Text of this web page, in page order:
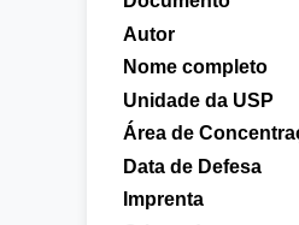
Autor
Nome completo
Unidade da USP
Área de
Data de Defesa
Imprenta